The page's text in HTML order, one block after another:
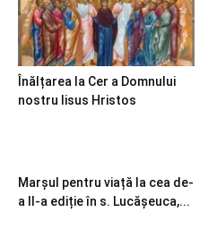
Înălțarea la Cer a Domnului
nostru Iisus Hristos
Marșul pentru viață la cea de-
a II-a ediție în s. Lucășeuca,...